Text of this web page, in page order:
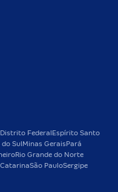
Distrito Federal Espírito Santo
Sul Minas Gerais Pará
Rio Grande do Norte
São PauloSergipe